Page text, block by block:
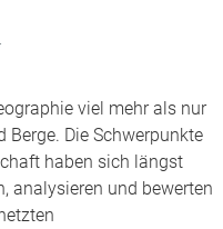
viel mehr als nur
Berge. Die Schwerpunkte
haben sich längst
analysieren und bewerten